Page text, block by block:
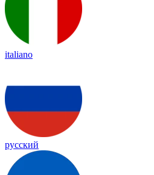
italiano
русский